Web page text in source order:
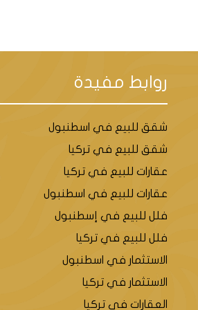
كاديكوي، والتي
هذه الأنشطة زيارة
المتميزة المُنتشرة على
يحمل
المُميّزة والأسعار
وأدوات الطبخ وغيرها
واي ومحطة ميترو
روابط مفيدة
شقق للبيع في اسطنبول
شقق للبيع في تركيا
عقارات للبيع في تركيا
عقارات للبيع في اسطنبول
فلل للبيع في إسطنبول
فلل للبيع في تركيا
الاستثمار في اسطنبول
الاستثمار في تركيا
العقارات في تركيا